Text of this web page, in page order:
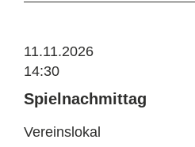
11.11.2026
14:30
Spielnachmittag
Vereinslokal